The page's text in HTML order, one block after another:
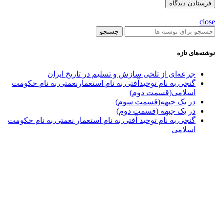
close
جستجو
نوشته‌های تازه
جرعه‌ای از تلخی سازش و تسلیم در تاریخ ایران
گنجی به نام توحیدآفتی به نام استعمارنعمتی به نام حکومت
اسلامی(قسمت دوم)
در یک جبهه(قسمت سوم)
در یک جبهه (قسمت دوم)
گنجی به نام توحید آفتی به نام استعمار نعمتی به نام حکومت
اسلامی